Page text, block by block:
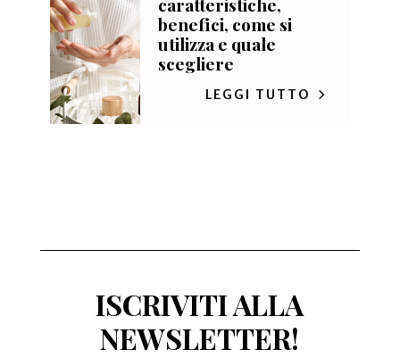
benefici, come si
utilizza e quale
scegliere
LEGGI TUTTO
ISCRIVITI ALLA
NEWSLETTER!